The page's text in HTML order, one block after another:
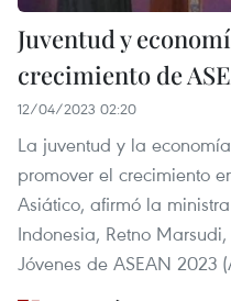
Juventud y
crecimiento de
12/04/2023 02:20
La juventud y la
promover el crecimiento
Asiático, afirmó la
Indonesia, Retno
Jóvenes de ASEAN 2023